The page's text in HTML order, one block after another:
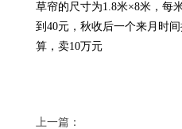
草帘的尺寸为1.8米×8米，每
到40元，秋收后一个来月时
算，卖10万元
上一篇：